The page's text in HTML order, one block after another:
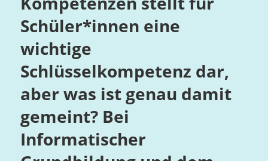
Schüler*innen eine
wichtige
Schlüsselkompetenz dar,
aber was ist genau damit
gemeint? Bei
Informatischer